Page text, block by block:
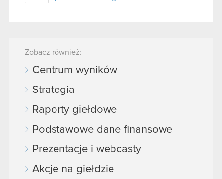
Zobacz również:
Centrum wyników
Strategia
Raporty giełdowe
Podstawowe dane finansowe
Prezentacje i webcasty
Akcje na giełdzie